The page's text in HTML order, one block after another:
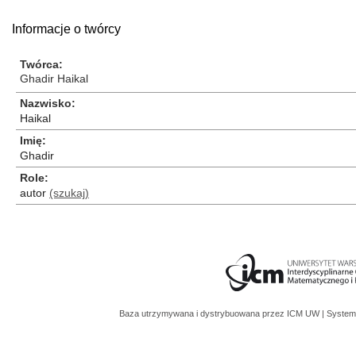
Informacje o twórcy
Twórca
Ghadir Haikal
Nazwisko
Haikal
Imię
Ghadir
Role
autor (szukaj)
Baza utrzymywana i dystrybuowana przez ICM UW |